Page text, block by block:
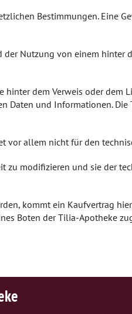
Bestimmungen. Eine
Nutzung von einem hinter
dem Verweis oder dem
und Informationen.
vor allem nicht für den
zu modifizieren und sie der
kommt ein Kaufvertrag
Boten der Tilia-Apotheke